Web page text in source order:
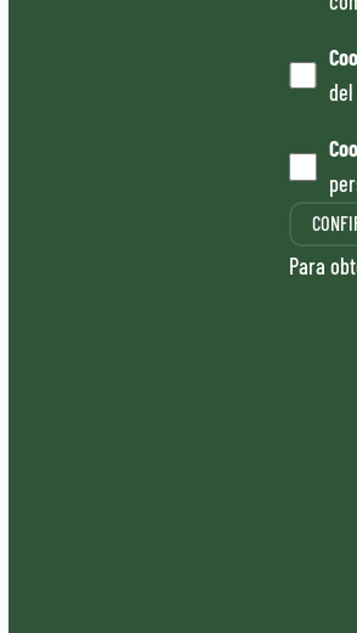
Para